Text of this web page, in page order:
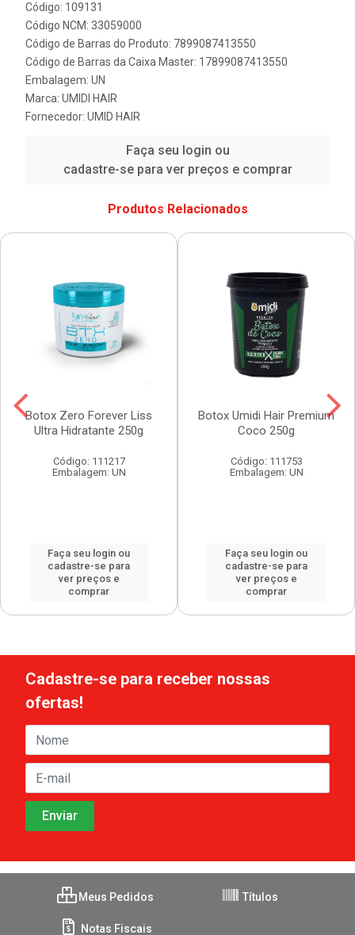
Código: 109131
Código NCM: 33059000
Código de Barras do Produto: 7899087413550
Código de Barras da Caixa Master: 17899087413550
Embalagem: UN
Marca: UMIDI HAIR
Fornecedor: UMID HAIR
Faça seu login ou
cadastre-se para ver preços e comprar
Produtos Relacionados
Botox Zero Forever Liss
Ultra Hidratante 250g
Código: 111217
Embalagem: UN
Faça seu login ou
cadastre-se para
ver preços e
comprar
Botox Umidi Hair Premium
Coco 250g
Código: 111753
Embalagem: UN
Faça seu login ou
cadastre-se para
ver preços e
comprar
Cadastre-se para receber nossas
ofertas!
Meus Pedidos Títulos
Notas Fiscais